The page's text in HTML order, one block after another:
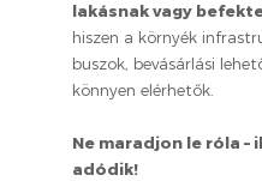
lakásnak vagy
hiszen a környék
buszok, bevásárlási
könnyen elérhetők.
Ne maradjon le róla
adódik!